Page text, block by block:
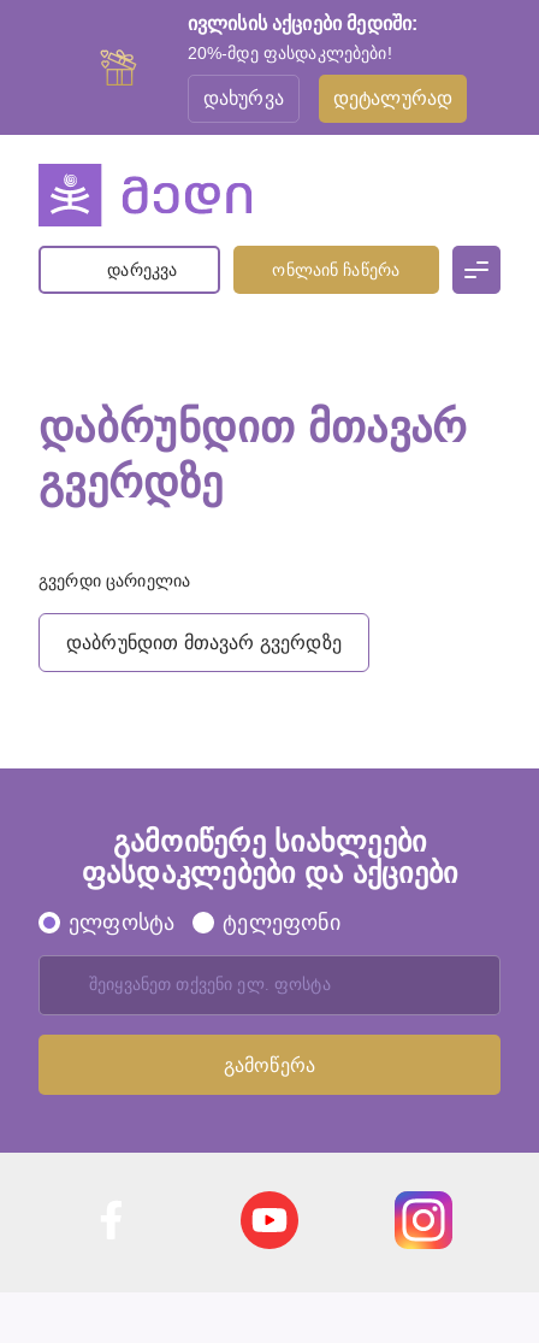
ივლისის აქციები მედიში:
20%-მდე ფასდაკლებები!
დახურვა დეტალურად
დარეკვა ონლაინ ჩაწერა
ᲓᲐᲑᲠᲣᲜᲓᲘᲗ ᲛᲗᲐᲕᲐᲠ
ᲒᲕᲔᲠᲓᲖᲔ
გვერდი ცარიელია
დაბრუნდით მთავარ გვერდზე
გამოიწერე სიახლეები
ფასდაკლებები და აქციები
ელფოსტა ტელეფონი